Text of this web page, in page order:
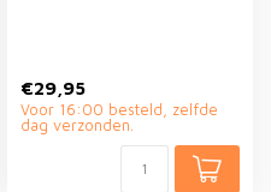
€29,95
Voor 16:00 besteld, zelfde
dag verzonden.